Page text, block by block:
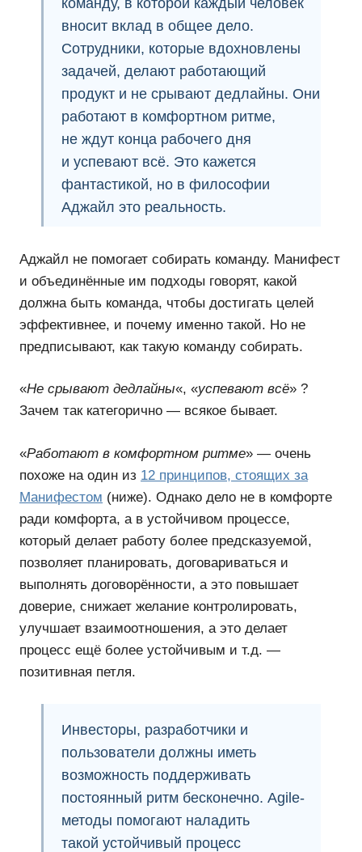
команду, в которой каждый человек
вносит вклад в общее дело.
Сотрудники, которые вдохновлены
задачей, делают работающий
продукт и не срывают дедлайны. Они
работают в комфортном ритме,
не ждут конца рабочего дня
и успевают всё. Это кажется
фантастикой, но в философии
Аджайл это реальность.
Аджайл не помогает собирать команду. Манифест
и объединённые им подходы говорят, какой
должна быть команда, чтобы достигать целей
эффективнее, и почему именно такой. Но не
предписывают, как такую команду собирать.
«Не срывают дедлайны«, «успевают всё» ?
Зачем так категорично — всякое бывает.
«Работают в комфортном ритме» — очень
похоже на один из 12 принципов, стоящих за
Манифестом (ниже). Однако дело не в комфорте
ради комфорта, а в устойчивом процессе,
который делает работу более предсказуемой,
позволяет планировать, договариваться и
выполнять договорённости, а это повышает
доверие, снижает желание контролировать,
улучшает взаимоотношения, а это делает
процесс ещё более устойчивым и т.д. —
позитивная петля.
Инвесторы, разработчики и
пользователи должны иметь
возможность поддерживать
постоянный ритм бесконечно. Agile-
методы помогают наладить
такой устойчивый процесс